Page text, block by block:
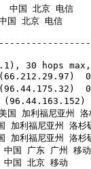
国 北京 电信
北京 电信
30 hops
加利福尼亚州 洛
利福尼亚州 洛杉
利福尼亚州 洛杉
国 广东 广州 移动
国 北京 移动